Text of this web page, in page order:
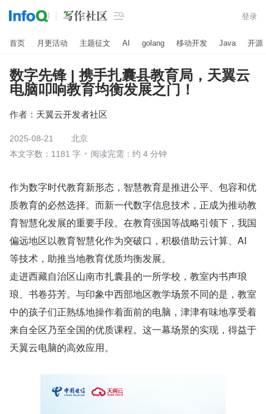
 登录
首页 月更活动 主题征文 AI golang 移动开发 Java 开源
数字先锋 | 携手扎囊县教育局，天翼云
电脑叩响教育均衡发展之门！
作者： 天翼云开发者社区
2025-08-21
北京
本文字数：1181 字
阅读完需：约 4 分钟
作为数字时代教育新形态，智慧教育是推进公平、包容和优
质教育的必然选择。而新一代数字信息技术，正成为推动教
育智慧化发展的重要手段。在教育强国等战略引领下，我国
偏远地区以教育智慧化作为突破口，积极借助云计算、AI
等技术，助推当地教育优质均衡发展。
走进西藏自治区山南市扎囊县的一所学校，教室内书声琅
琅、书卷芬芳。与印象中西部地区教学场景不同的是，教室
中的孩子们正熟练地操作着面前的电脑，津津有味地享受着
来自全区乃至全国的优质课程。这一幕场景的实现，得益于
天翼云电脑的高效应用。